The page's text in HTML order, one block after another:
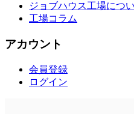
ジョブハウス工場につ
工場コラム
アカウント
会員登録
ログイン